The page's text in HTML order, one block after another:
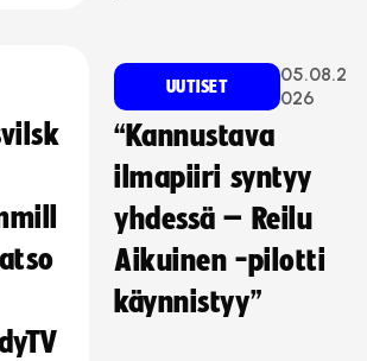
UUTISET
05.08.2
026
“Kannustava
ilmapiiri syntyy
yhdessä – Reilu
Aikuinen -pilotti
käynnistyy”